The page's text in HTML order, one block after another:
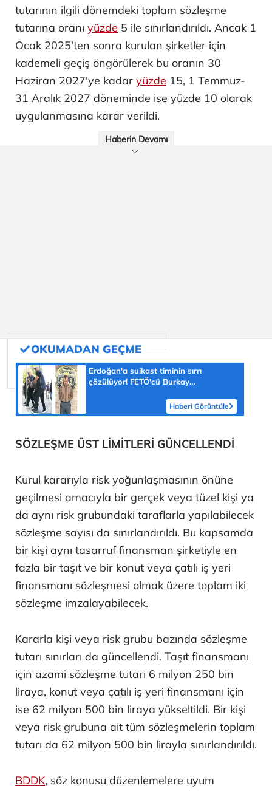
tutarının ilgili dönemdeki toplam sözleşme
tutarına oranı yüzde 5 ile sınırlandırıldı. Ancak 1
Ocak 2025'ten sonra kurulan şirketler için
kademeli geçiş öngörülerek bu oranın 30
Haziran 2027'ye kadar yüzde 15, 1 Temmuz-
31 Aralık 2027 döneminde ise yüzde 10 olarak
uygulanmasına karar verildi.
Haberin Devamı
Erdoğan'a suikast timinin sırrı
çözülüyor! FETÖ'cü Burkay
Haberi Görüntüle
SÖZLEŞME ÜST LİMİTLERİ GÜNCELLENDİ
Kurul kararıyla risk yoğunlaşmasının önüne
geçilmesi amacıyla bir gerçek veya tüzel kişi ya
da aynı risk grubundaki taraflarla yapılabilecek
sözleşme sayısı da sınırlandırıldı. Bu kapsamda
bir kişi aynı tasarruf finansman şirketiyle en
fazla bir taşıt ve bir konut veya çatılı iş yeri
finansmanı sözleşmesi olmak üzere toplam iki
sözleşme imzalayabilecek.
Kararla kişi veya risk grubu bazında sözleşme
tutarı sınırları da güncellendi. Taşıt finansmanı
için azami sözleşme tutarı 6 milyon 250 bin
liraya, konut veya çatılı iş yeri finansmanı için
ise 62 milyon 500 bin liraya yükseltildi. Bir kişi
veya risk grubuna ait tüm sözleşmelerin toplam
tutarı da 62 milyon 500 bin lirayla sınırlandırıldı.
BDDK, söz konusu düzenlemelere uyum